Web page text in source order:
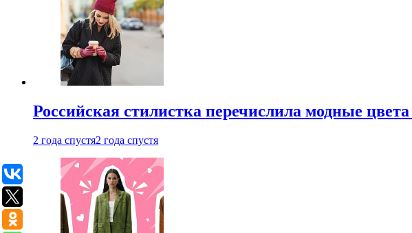
Российская стилистка перечислила модные
2 года спустя2 года спустя